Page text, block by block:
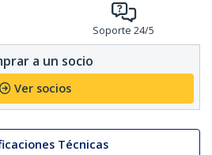
Soporte 24/5
a un socio
Ver socios
Técnicas